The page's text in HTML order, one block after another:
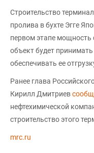
Строительство
пролива в бухте Эгге
первом этапе мощность
объект будет
обеспечивать ее
Ранее глава
Кирилл Дмитриев
нефтехимической
строительство этого
mrc.ru